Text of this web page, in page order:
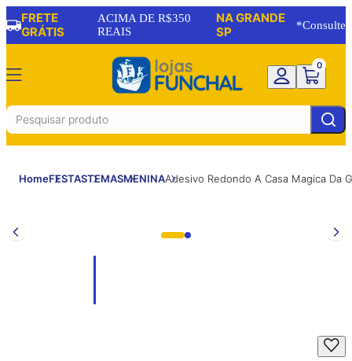
FRETE
GRÁTIS
ACIMA DE R$350
REAIS
NA GRANDE
SP
*Consulte
0
HomeFESTASTEMASMENINAAdesivo Redondo A Casa Magica Da